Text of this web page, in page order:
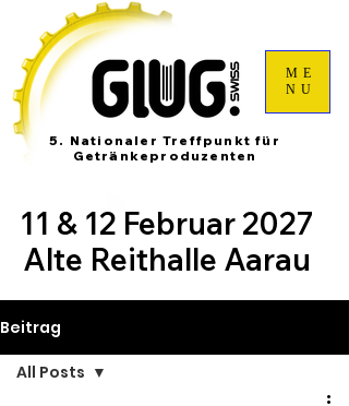
ME
NU
11 & 12 Februar 2027
Alte Reithalle Aarau
5. Nationaler Treffpunkt für
Getränkeproduzenten
Beitrag
All Posts